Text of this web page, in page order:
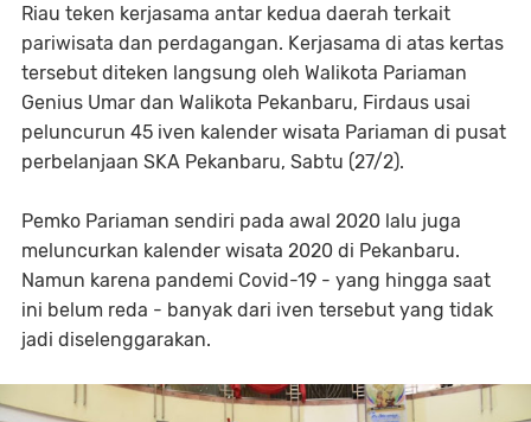
Riau teken kerjasama antar kedua daerah terkait
pariwisata dan perdagangan. Kerjasama di atas kertas
tersebut diteken langsung oleh Walikota Pariaman
Genius Umar dan Walikota Pekanbaru, Firdaus usai
peluncurun 45 iven kalender wisata Pariaman di pusat
perbelanjaan SKA Pekanbaru, Sabtu (27/2).
Pemko Pariaman sendiri pada awal 2020 lalu juga
meluncurkan kalender wisata 2020 di Pekanbaru.
Namun karena pandemi Covid-19 - yang hingga saat
ini belum reda - banyak dari iven tersebut yang tidak
jadi diselenggarakan.